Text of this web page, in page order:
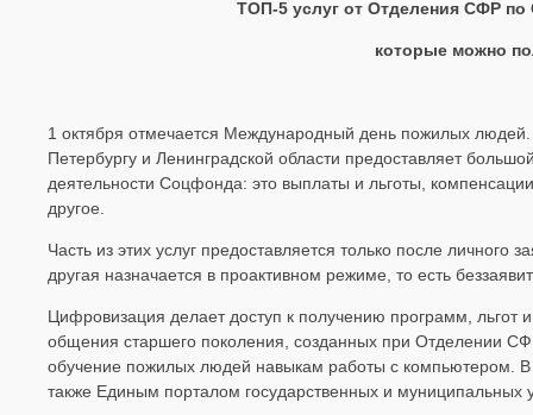
ТОП-5 услуг от Отделения СФР
которые можно
1 октября отмечается Международный день пожилых
Петербургу и Ленинградской области предоставляет
деятельности Соцфонда: это выплаты и льготы,
другое.
Часть из этих услуг предоставляется только после
другая назначается в проактивном режиме, то есть
Цифровизация делает доступ к получению программ,
общения старшего поколения, созданных при Отделении
обучение пожилых людей навыкам работы с компьютером.
также Единым порталом государственных и муниципальных